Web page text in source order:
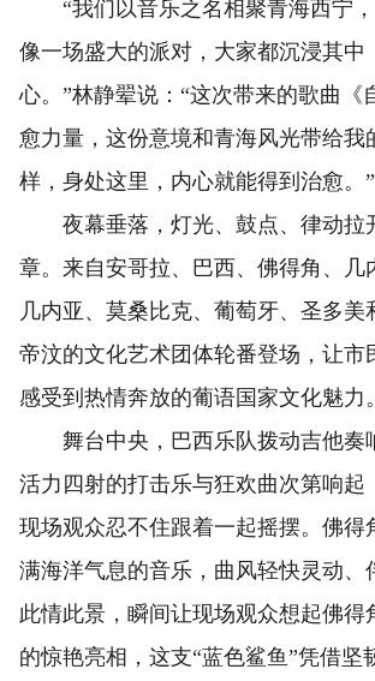
“我们以音乐之名相聚青海西宁，
像一场盛大的派对，大家都沉浸其中
心。”林静翚说：“这次带来的歌曲《
愈力量，这份意境和青海风光带给我
样，身处这里，内心就能得到治愈。”
夜幕垂落，灯光、鼓点、律动拉
章。来自安哥拉、巴西、佛得角、几
几内亚、莫桑比克、葡萄牙、圣多美
帝汶的文化艺术团体轮番登场，让市
感受到热情奔放的葡语国家文化魅力。
舞台中央，巴西乐队拨动吉他奏
活力四射的打击乐与狂欢曲次第响起
现场观众忍不住跟着一起摇摆。佛得
满海洋气息的音乐，曲风轻快灵动、
此情此景，瞬间让现场观众想起佛得
的惊艳亮相，这支“蓝色鲨鱼”凭借坚